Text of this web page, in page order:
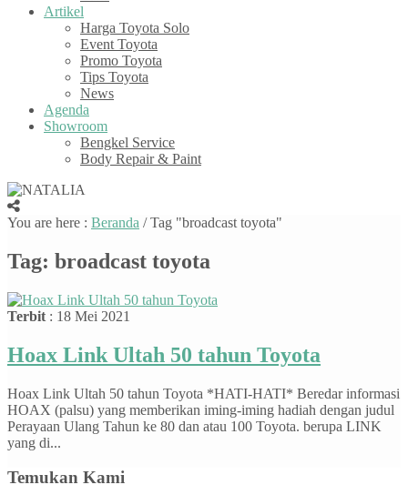
Artikel
Harga Toyota Solo
Event Toyota
Promo Toyota
Tips Toyota
News
Agenda
Showroom
Bengkel Service
Body Repair & Paint
You are here : Beranda /Tag "broadcast toyota"
Tag: broadcast toyota
Terbit : 18 Mei 2021
Hoax Link Ultah 50 tahun Toyota
Hoax Link Ultah 50 tahun Toyota *HATI-HATI* Beredar informasi
HOAX (palsu) yang memberikan iming-iming hadiah dengan judul
Perayaan Ulang Tahun ke 80 dan atau 100 Toyota. berupa LINK
yang di...
Temukan Kami